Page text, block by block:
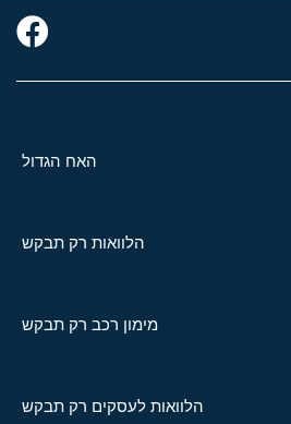
האח הגדול
הלוואות רק תבקש
מימון רכב רק תבקש
הלוואות לעסקים רק תבקש